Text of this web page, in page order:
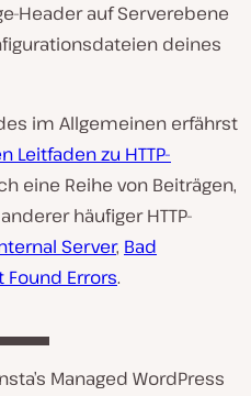
Header auf Serverebene
deines
im Allgemeinen erfährst
Leitfaden zu HTTP-
eine Reihe von Beiträgen,
häufiger HTTP-
Server, Bad
Found Errors.
Managed WordPress